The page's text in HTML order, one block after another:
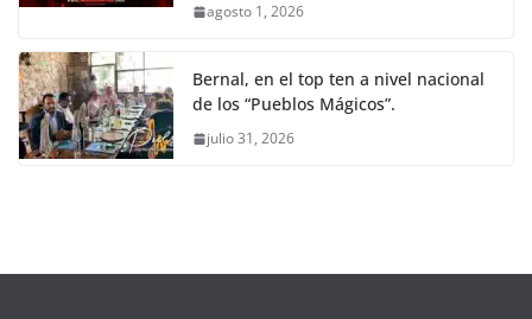
agosto 1, 2026
Bernal, en el top ten a nivel nacional
de los “Pueblos Mágicos”.
julio 31, 2026